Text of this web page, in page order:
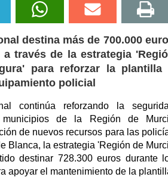
destina más de 700.000
través de la estrategia
para reforzar la plantilla
policial
continúa reforzando la
de la Región de
de nuevos recursos para las
Blanca, la estrategia 'Región de
destinar 728.300 euros durante
apoyar el mantenimiento de la